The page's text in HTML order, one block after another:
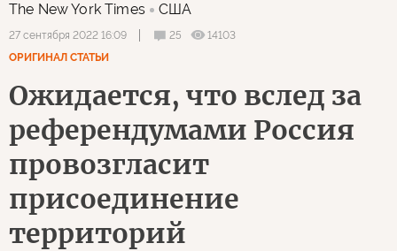
The New York Times США
27 сентября 2022 16:09 25
14103
ОРИГИНАЛ СТАТЬИ
Ожидается, что вслед за
референдумами Россия
провозгласит
присоединение
территорий